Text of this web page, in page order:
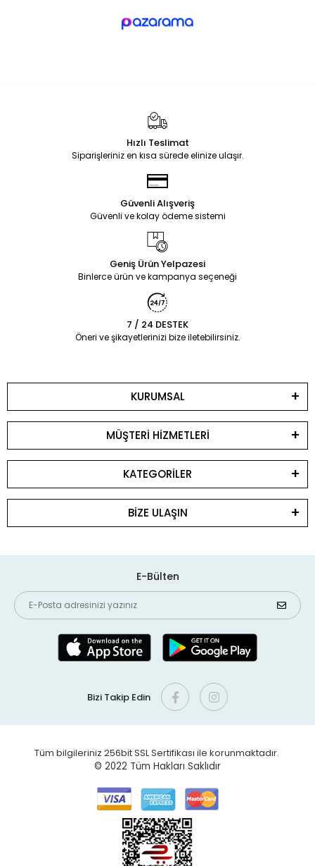
Hızlı Teslimat
Siparişleriniz en kısa sürede elinize ulaşır.
Güvenli Alışveriş
Güvenli ve kolay ödeme sistemi
Geniş Ürün Yelpazesi
Binlerce ürün ve kampanya seçeneği
7 / 24 DESTEK
Öneri ve şikayetlerinizi bize iletebilirsiniz.
KURUMSAL
MÜŞTERİ HİZMETLERİ
KATEGORİLER
BİZE ULAŞIN
E-Bülten
Bizi Takip Edin
Tüm bilgileriniz 256bit SSL Sertifikası ile korunmaktadır.
© 2022 Tüm Hakları Saklıdır